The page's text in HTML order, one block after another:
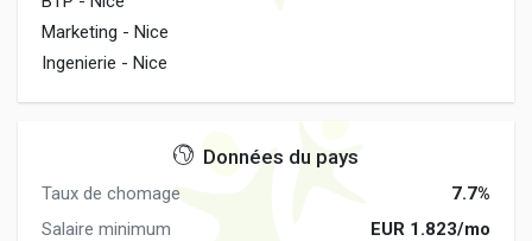
Marketing - Nice
Ingenierie - Nice
Données du pays
Taux de chomage
7.7%
Salaire minimum
EUR 1.823/mo